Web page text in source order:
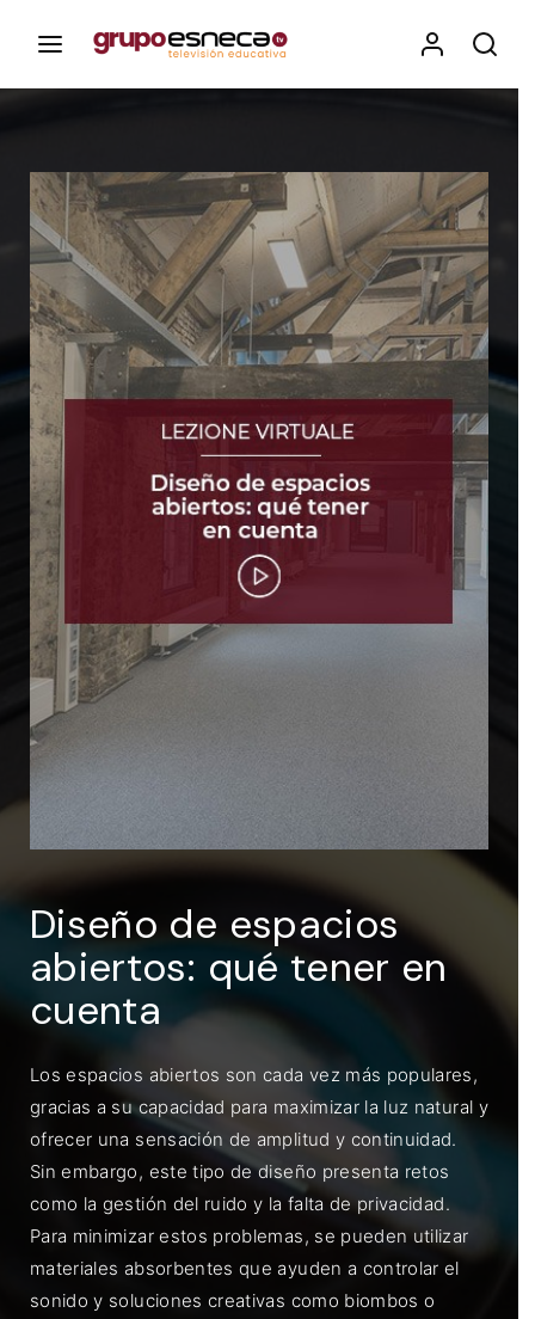
Diseño de espacios
abiertos: qué tener en
cuenta
Los espacios abiertos son cada vez más populares,
gracias a su capacidad para maximizar la luz natural y
ofrecer una sensación de amplitud y continuidad.
Sin embargo, este tipo de diseño presenta retos
como la gestión del ruido y la falta de privacidad.
Para minimizar estos problemas, se pueden utilizar
materiales absorbentes que ayuden a controlar el
sonido y soluciones creativas como biombos o
Esneca TV
Iniciar Sesión
Para iniciar sesión debes introducir el
mismo usuario y contraseña que utilizas
para acceder al campus virtual:
https://elcampusonline.com
Dirección de correo electrónico
ENTRAR
Recuérdame